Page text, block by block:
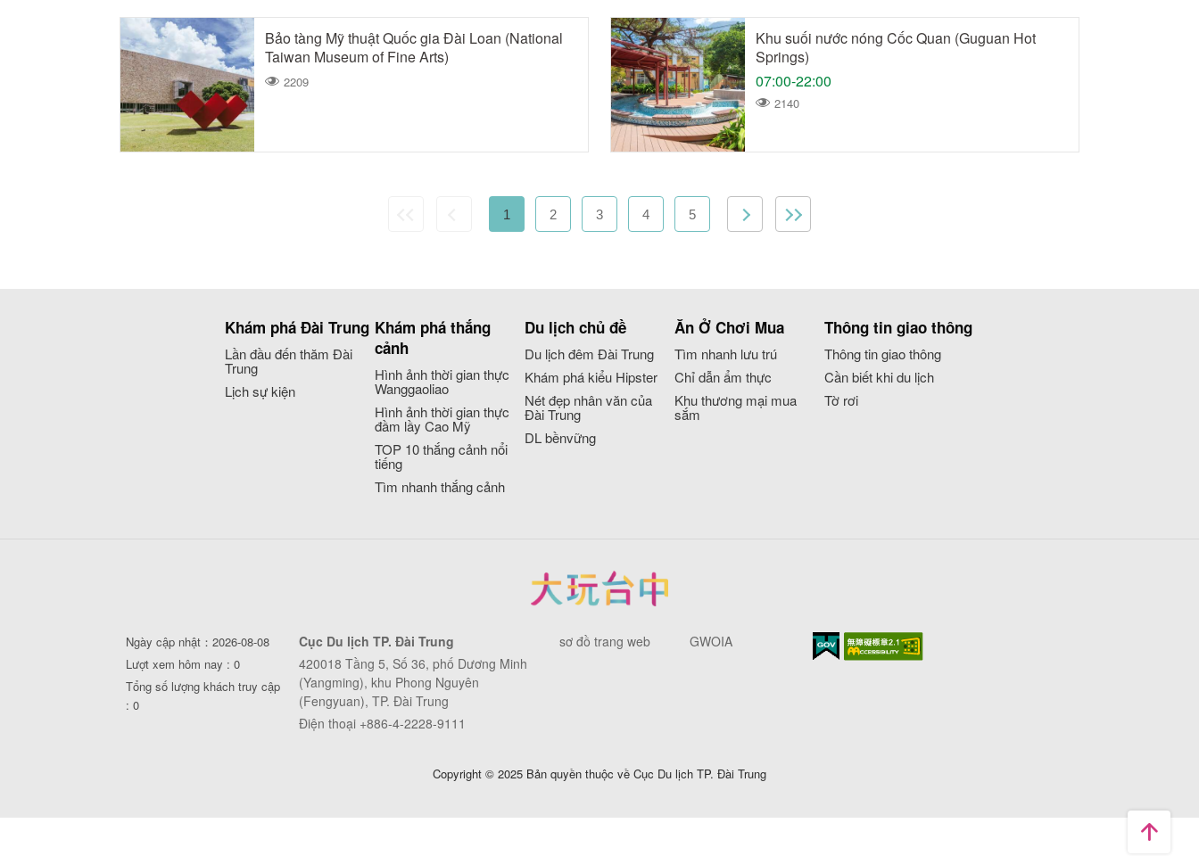
Bảo tàng Mỹ thuật Quốc gia Đài Loan (National
Taiwan Museum of Fine Arts)
2209
Khu suối nước nóng Cốc Quan (Guguan Hot
Springs)
07:00-22:00
2140
1 2 3 4 5
Khám phá Đài Trung
Lần đầu đến thăm Đài
Trung
Lịch sự kiện
Khám phá thắng
cảnh
Hình ảnh thời gian thực
Wanggaoliao
Hình ảnh thời gian thực
đầm lầy Cao Mỹ
TOP 10 thắng cảnh nổi
tiếng
Tìm nhanh thắng cảnh
Du lịch chủ đề
Du lịch đêm Đài Trung
Khám phá kiểu Hipster
Nét đẹp nhân văn của
Đài Trung
DL bềnvững
Ăn Ở Chơi Mua
Tìm nhanh lưu trú
Chỉ dẫn ẩm thực
Khu thương mại mua
sắm
Thông tin giao thông
Thông tin giao thông
Cần biết khi du lịch
Tờ rơi
Ngày cập nhật：2026-08-08
Lượt xem hôm nay : 0
Tổng số lượng khách truy cập
: 0
Cục Du lịch TP. Đài Trung
420018 Tầng 5, Số 36, phố Dương Minh
(Yangming), khu Phong Nguyên
(Fengyuan), TP. Đài Trung
Điện thoại +886-4-2228-9111
sơ đồ trang web GWOIA
Copyright © 2025 Bản quyền thuộc về Cục Du lịch TP. Đài Trung